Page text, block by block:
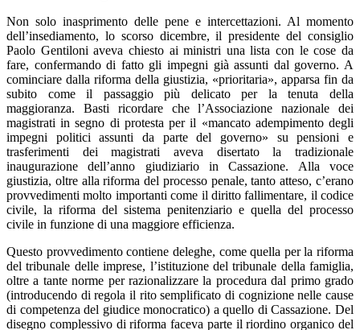
Non solo inasprimento delle pene e intercettazioni. Al momento
dell’insediamento, lo scorso dicembre, il presidente del consiglio
Paolo Gentiloni aveva chiesto ai ministri una lista con le cose da
fare, confermando di fatto gli impegni già assunti dal governo. A
cominciare dalla riforma della giustizia, «prioritaria», apparsa fin da
subito come il passaggio più delicato per la tenuta della
maggioranza. Basti ricordare che l’Associazione nazionale dei
magistrati in segno di protesta per il «mancato adempimento degli
impegni politici assunti da parte del governo» su pensioni e
trasferimenti dei magistrati aveva disertato la tradizionale
inaugurazione dell’anno giudiziario in Cassazione. Alla voce
giustizia, oltre alla riforma del processo penale, tanto atteso, c’erano
provvedimenti molto importanti come il diritto fallimentare, il codice
civile, la riforma del sistema penitenziario e quella del processo
civile in funzione di una maggiore efficienza.
Questo provvedimento contiene deleghe, come quella per la riforma
del tribunale delle imprese, l’istituzione del tribunale della famiglia,
oltre a tante norme per razionalizzare la procedura dal primo grado
(introducendo di regola il rito semplificato di cognizione nelle cause
di competenza del giudice monocratico) a quello di Cassazione. Del
disegno complessivo di riforma faceva parte il riordino organico del